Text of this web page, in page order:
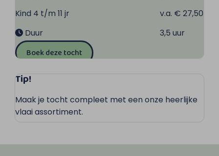
Kind 4 t/m 11 jr
v.a. € 27,50
Duur
3,5 uur
Boek deze tocht
Tip!
Maak je tocht compleet met een onze heerlijke
vlaai assortiment.